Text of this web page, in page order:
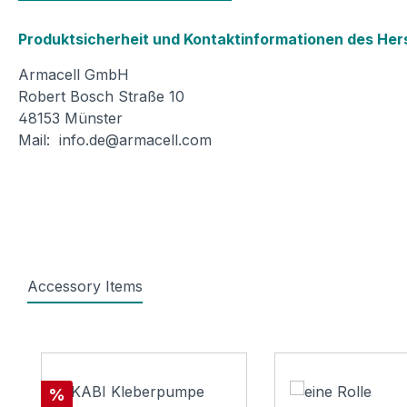
Produktsicherheit und Kontaktinformationen des
Armacell GmbH
Robert Bosch Straße 10
48153 Münster
Mail: info.de@armacell.com
Accessory Items
Rabatt
%